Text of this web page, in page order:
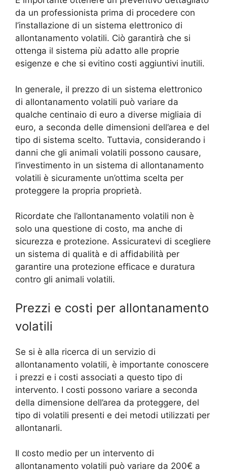
da un professionista prima di procedere con
l’installazione di un sistema elettronico di
allontanamento volatili. Ciò garantirà che si
ottenga il sistema più adatto alle proprie
esigenze e che si evitino costi aggiuntivi inutili.
In generale, il prezzo di un sistema elettronico
di allontanamento volatili può variare da
qualche centinaio di euro a diverse migliaia di
euro, a seconda delle dimensioni dell’area e del
tipo di sistema scelto. Tuttavia, considerando i
danni che gli animali volatili possono causare,
l’investimento in un sistema di allontanamento
volatili è sicuramente un’ottima scelta per
proteggere la propria proprietà.
Ricordate che l’allontanamento volatili non è
solo una questione di costo, ma anche di
sicurezza e protezione. Assicuratevi di scegliere
un sistema di qualità e di affidabilità per
garantire una protezione efficace e duratura
contro gli animali volatili.
Prezzi e costi per allontanamento
volatili
Se si è alla ricerca di un servizio di
allontanamento volatili, è importante conoscere
i prezzi e i costi associati a questo tipo di
intervento. I costi possono variare a seconda
della dimensione dell’area da proteggere, del
tipo di volatili presenti e dei metodi utilizzati per
allontanarli.
Il costo medio per un intervento di
allontanamento volatili può variare da 200€ a